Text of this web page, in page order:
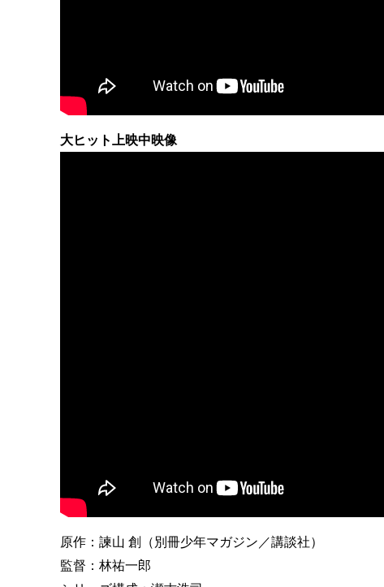
大ヒット上映中映像
原作：諫山 創（別冊少年マガジン／講談社）
監督：林祐一郎